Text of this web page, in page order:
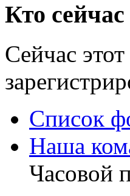
Кто
Сейчас
Список
Наша
Часовой